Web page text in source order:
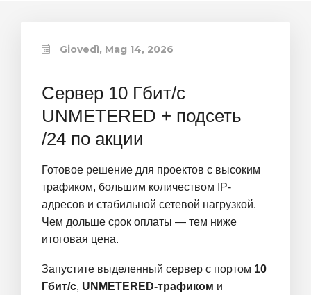
Giovedì, Mag 14, 2026
Сервер 10 Гбит/с
UNMETERED + подсеть
/24 по акции
Готовое решение для проектов с высоким
трафиком, большим количеством IP-
адресов и стабильной сетевой нагрузкой.
Чем дольше срок оплаты — тем ниже
итоговая цена.
Запустите выделенный сервер с портом 10
Гбит/с, UNMETERED-трафиком и